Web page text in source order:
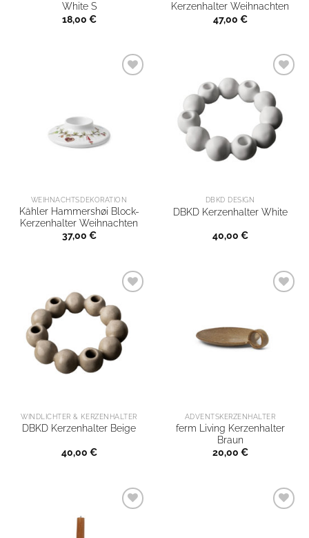
White S
18,00 €
Kerzenhalter Weihnachten
47,00 €
WEIHNACHTSDEKORATION
Kähler Hammershøi Block-
Kerzenhalter Weihnachten
37,00 €
DBKD DESIGN
DBKD Kerzenhalter White
40,00 €
WINDLICHTER & KERZENHALTER
DBKD Kerzenhalter Beige
40,00 €
ADVENTSKERZENHALTER
ferm Living Kerzenhalter
Braun
20,00 €